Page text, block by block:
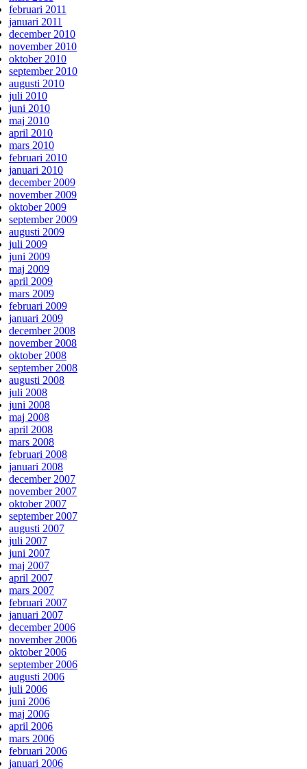
februari 2011
januari 2011
december 2010
november 2010
oktober 2010
september 2010
augusti 2010
juli 2010
juni 2010
maj 2010
april 2010
mars 2010
februari 2010
januari 2010
december 2009
november 2009
oktober 2009
september 2009
augusti 2009
juli 2009
juni 2009
maj 2009
april 2009
mars 2009
februari 2009
januari 2009
december 2008
november 2008
oktober 2008
september 2008
augusti 2008
juli 2008
juni 2008
maj 2008
april 2008
mars 2008
februari 2008
januari 2008
december 2007
november 2007
oktober 2007
september 2007
augusti 2007
juli 2007
juni 2007
maj 2007
april 2007
mars 2007
februari 2007
januari 2007
december 2006
november 2006
oktober 2006
september 2006
augusti 2006
juli 2006
juni 2006
maj 2006
april 2006
mars 2006
februari 2006
januari 2006